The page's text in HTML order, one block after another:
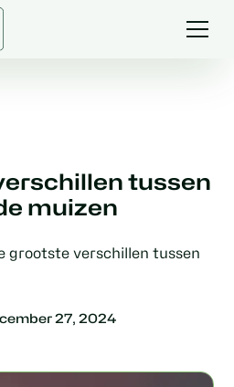
tussen
muizen
grootste verschillen tussen
27, 2024